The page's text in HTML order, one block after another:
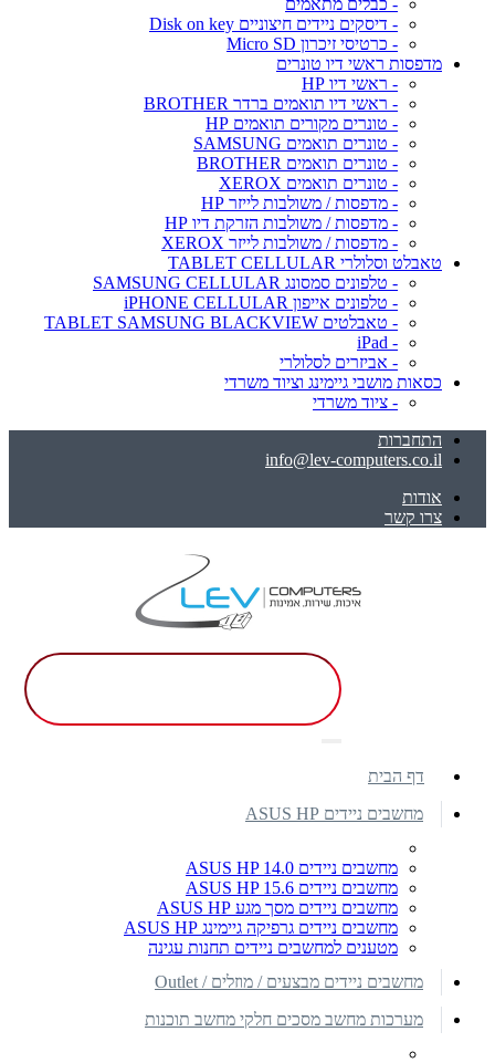
- כבלים מתאמים
- דיסקים ניידים חיצוניים Disk on key
- כרטיסי זיכרון Micro SD
מדפסות ראשי דיו טונרים
- ראשי דיו HP
- ראשי דיו תואמים ברדר BROTHER
- טונרים מקורים תואמים HP
- טונרים תואמים SAMSUNG
- טונרים תואמים BROTHER
- טונרים תואמים XEROX
- מדפסות / משולבות לייזר HP
- מדפסות / משולבות הזרקת דיו HP
- מדפסות / משולבות לייזר XEROX
טאבלט וסלולרי TABLET CELLULAR
- טלפונים סמסונג SAMSUNG CELLULAR
- טלפונים אייפון iPHONE CELLULAR
- טאבלטים TABLET SAMSUNG BLACKVIEW
- iPad
- אביזרים לסלולרי
כסאות מושבי גיימינג וציוד משרדי
- ציוד משרדי
התחברות
info@lev-computers.co.il
אודות
צרו קשר
דף הבית
מחשבים ניידים ASUS HP
מחשבים ניידים ASUS HP 14.0
מחשבים ניידים ASUS HP 15.6
מחשבים ניידים מסך מגע ASUS HP
מחשבים ניידים גרפיקה גיימינג ASUS HP
מטענים למחשבים ניידים תחנות עגינה
מחשבים ניידים מבצעים / מוזלים / Outlet
מערכות מחשב מסכים חלקי מחשב תוכנות